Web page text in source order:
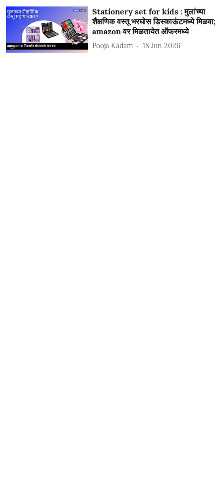
Stationery set for kids : मुलांच्या
शैक्षणिक वस्तू भरघोस डिस्काऊंटमध्ये मिळवा;
amazon वर मिळतायेत ऑफरमध्ये
Pooja Kadam 18 Jun 2026